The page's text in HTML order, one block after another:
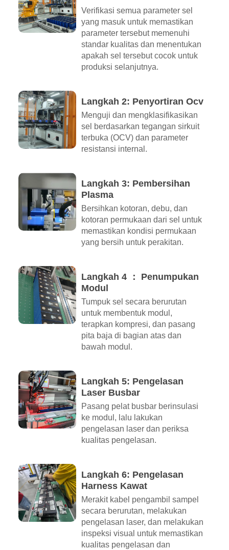
Verifikasi semua parameter sel
yang masuk untuk memastikan
parameter tersebut memenuhi
standar kualitas dan menentukan
apakah sel tersebut cocok untuk
produksi selanjutnya.
Langkah 2: Penyortiran Ocv
Menguji dan mengklasifikasikan
sel berdasarkan tegangan sirkuit
terbuka (OCV) dan parameter
resistansi internal.
Langkah 3: Pembersihan
Plasma
Bersihkan kotoran, debu, dan
kotoran permukaan dari sel untuk
memastikan kondisi permukaan
yang bersih untuk perakitan.
Langkah 4 ： Penumpukan
Modul
Tumpuk sel secara berurutan
untuk membentuk modul,
terapkan kompresi, dan pasang
pita baja di bagian atas dan
bawah modul.
Langkah 5: Pengelasan
Laser Busbar
Pasang pelat busbar berinsulasi
ke modul, lalu lakukan
pengelasan laser dan periksa
kualitas pengelasan.
Langkah 6: Pengelasan
Harness Kawat
Merakit kabel pengambil sampel
secara berurutan, melakukan
pengelasan laser, dan melakukan
inspeksi visual untuk memastikan
kualitas pengelasan dan